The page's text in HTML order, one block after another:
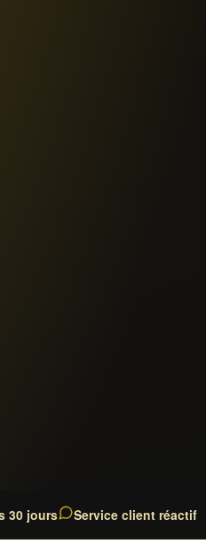
30 jours Service client réactif